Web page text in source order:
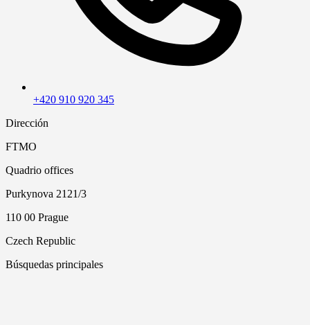
+420 910 920 345
Dirección
FTMO
Quadrio offices
Purkynova 2121/3
110 00 Prague
Czech Republic
Búsquedas principales